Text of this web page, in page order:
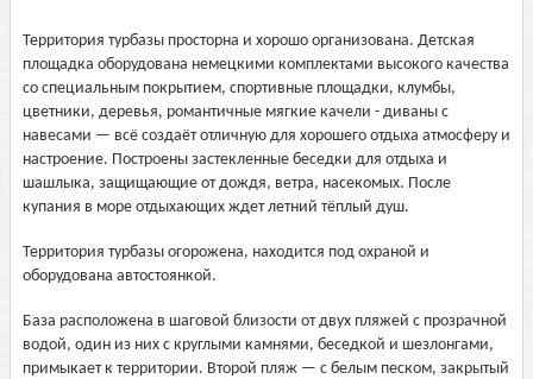
Территория турбазы просторна и хорошо организована. Детская
площадка оборудована немецкими комплектами высокого качества
со специальным покрытием, спортивные площадки, клумбы,
цветники, деревья, романтичные мягкие качели - диваны с
навесами — всё создаёт отличную для хорошего отдыха атмосферу и
настроение. Построены застекленные беседки для отдыха и
шашлыка, защищающие от дождя, ветра, насекомых. После
купания в море отдыхающих ждет летний тёплый душ.
Территория турбазы огорожена, находится под охраной и
оборудована автостоянкой.
База расположена в шаговой близости от двух пляжей с прозрачной
водой, один из них с круглыми камнями, беседкой и шезлонгами,
примыкает к территории. Второй пляж — с белым песком, закрытый